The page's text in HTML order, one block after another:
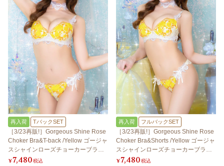
再入荷 TバックSET
［3/23再販!］Gorgeous Shine Rose
Choker Bra&T-back /Yellow ゴージャ
スシャインローズチョーカーブラ＆T
バック / イエロー
¥7,480税込
再入荷 フルバックSET
［3/23再販!］Gorgeous Shine Rose
Choker Bra&Shorts /Yellow ゴージャ
スシャインローズチョーカーブラ＆
ショーツ / イエロー
¥7,480税込